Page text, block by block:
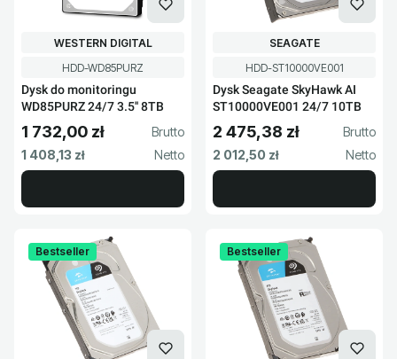
Kod produktu
HDD-WD85PURZ
Dysk do monitoringu
WD85PURZ 24/7 3.5'' 8TB
PRODUCENT
WESTERN DIGITAL
Cena brutto
1 732,00 zł
Cena netto
1 408,13 zł
Kod produktu
HDD-ST10000VE001
Dysk Seagate SkyHawk AI
ST10000VE001 24/7 10TB
PRODUCENT
SEAGATE
Cena brutto
2 475,38 zł
Cena netto
2 012,50 zł
Bestseller Bestseller